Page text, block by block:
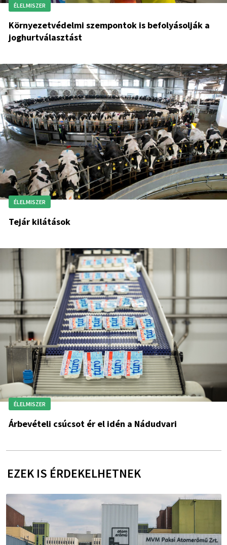
ÉLELMISZER
Környezetvédelmi szempontok is befolyásolják a
joghurtválasztást
ÉLELMISZER
Tejár kilátások
ÉLELMISZER
Árbevételi csúcsot ér el idén a Nádudvari
EZEK IS ÉRDEKELHETNEK